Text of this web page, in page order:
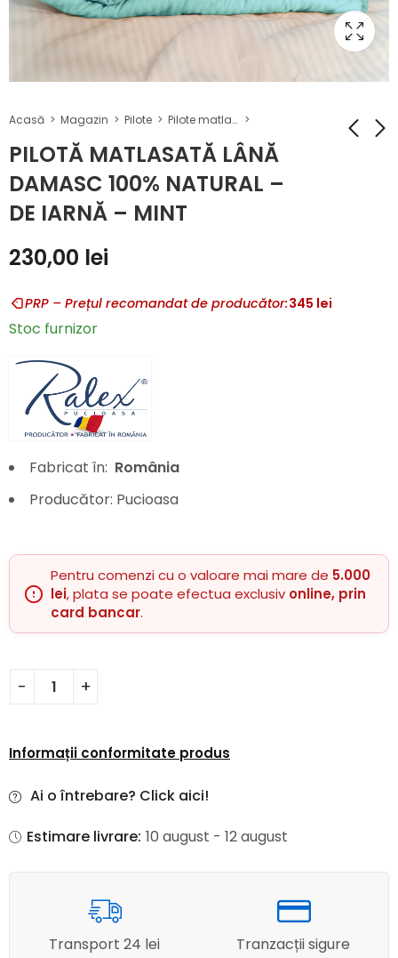
Acasă Magazin Pilote Pilote matlasate lână - de iarnă
PILOTĂ MATLASATĂ LÂNĂ
DAMASC 100% NATURAL –
DE IARNĂ – MINT
PILOTĂPILOTĂ
230,00 lei
PRP – Prețul recomandat de producător:345 lei
Stoc furnizor
Fabricat în: România
Producător: Pucioasa
Pentru comenzi cu o valoare mai mare de 5.000
lei, plata se poate efectua exclusiv online, prin
card bancar.
Informații conformitate produs
Ai o întrebare? Click aici!
Estimare livrare: 10 august - 12 august
Transport 24 lei Tranzacții sigure